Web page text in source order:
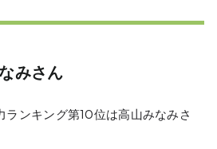
みさん
ランキング第10位は高山みなみさ